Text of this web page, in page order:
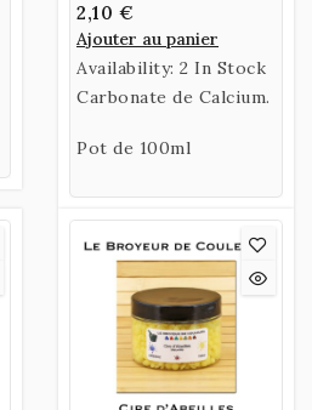
2,10 €
Ajouter au panier
Availability: 2 In Stock
Carbonate de Calcium.
Pot de 100ml